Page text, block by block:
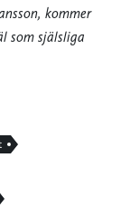
kommer
som själsliga